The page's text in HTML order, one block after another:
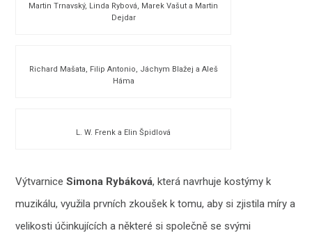
Martin Trnavský, Linda Rybová, Marek Vašut a Martin
Dejdar
Richard Mašata, Filip Antonio, Jáchym Blažej a Aleš
Háma
L. W. Frenk a Elin Špidlová
VýtvarniceSimona Rybáková, která navrhuje kostýmy k
muzikálu, využila prvních zkoušek k tomu, aby si zjistila míry a
velikosti účinkujících a některé si společně se svými